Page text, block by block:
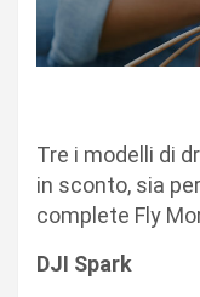
Tre i modelli di
in sconto, sia
complete Fly
DJI Spark